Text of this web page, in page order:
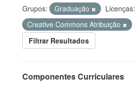
Grupos:
Graduação
Licenças:
Creative Commons Atribuição
Filtrar Resultados
Componentes Curriculares